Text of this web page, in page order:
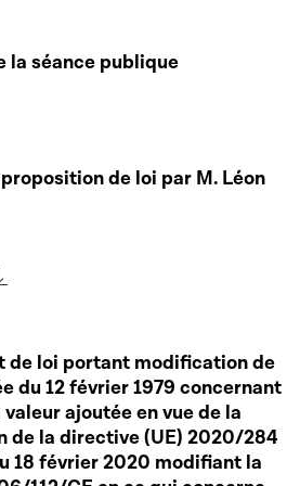
la séance publique
de loi par M. Léon
de loi portant modification de
du 12 février 1979 concernant
ajoutée en vue de la
de la directive (UE) 2020/284
18 février 2020 modifiant la